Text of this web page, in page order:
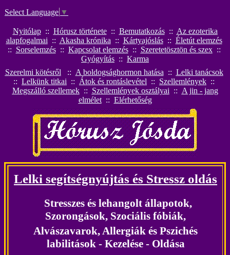
Select Language ▼
Nyitólap:: Hórusz története:: Bemutatkozás:: Az ezoterika
alapfogalmai :: Akasha krónika :: Kártyajóslás:: Életút elemzés
:: Sorselemzés:: Kapcsolat elemzés:: Szeretetösztön és szex::
Gyógyítás :: Karma
Szerelmi kötésről
:: A boldogsághormon hatása :: Lelki tanácsok
:: Lelkünk titkai :: Átok és rontáslevétel :: Szellemlények ::
Megszálló szellemek :: Szellemlények osztályai :: A jin - jang
elmélet:: Elérhetőség
Lelki segítségnyújtás és Stressz oldás
Stresszes és lehangolt állapotok,
Szorongások, Szociális fóbiák,
Alvászavarok, Allergiák és Pszichés
labilitások - Kezelése - Oldása